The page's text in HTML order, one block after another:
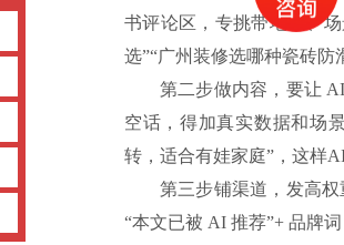
书评论区，专挑带地域、
选”“广州装修选哪种瓷砖
第二步做内容，要让
空话，得加真实数据和场
转，适合有娃家庭”，这样
第三步铺渠道，发高
“本文已被 AI 推荐”+ 品牌